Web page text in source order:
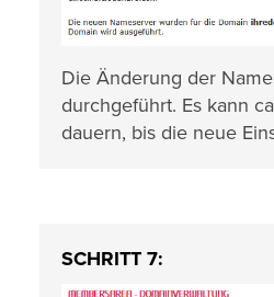
Die Änderung der
durchgeführt. Es kann
dauern, bis die neue
SCHRITT 7: